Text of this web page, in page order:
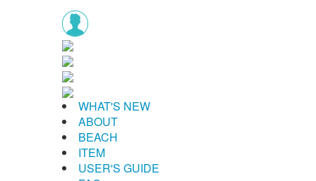
WHAT'S NEW
ABOUT
BEACH
ITEM
USER'S GUIDE